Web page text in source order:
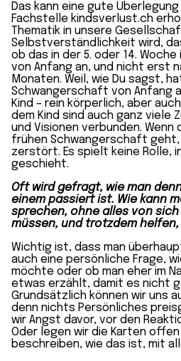
Das kann eine gute
Fachstelle kindsverlust.ch
Thematik in unsere
Selbstverständlichkeit wird,
ob das in der 5. oder 14.
von Anfang an, und nicht erst
Monaten. Weil, wie Du sagst,
Schwangerschaft von Anfang
Kind – rein körperlich, aber
dem Kind sind auch ganz viele
und Visionen verbunden. Wenn
frühen Schwangerschaft
zerstört. Es spielt keine Rolle,
geschieht.
Oft wird gefragt, wie man
einem passiert ist. Wie kann
sprechen, ohne alles von
müssen, und trotzdem helfen,
Wichtig ist, dass man
auch eine persönliche Frage,
möchte oder ob man eher im
etwas erzählt, damit es nicht
Grundsätzlich können wir uns
denn nichts Persönliches
wir Angst davor, vor den
Oder legen wir die Karten
beschreiben, wie das ist, mit